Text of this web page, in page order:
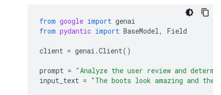
from google import genai
from pydantic import BaseModel, Field
client = genai .Client()
prompt = "Analyze the user review and
input_text = "The boots look amazing and